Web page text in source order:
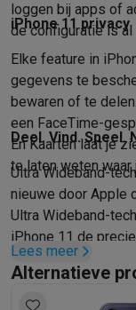
loggen bij apps of
de configuratie is
iPhone 11 privacy
Elke feature in
gegevens te
bewaren of te
een FaceTime-
En Kaarten laat je
te laten weten
Deel. Vind. Speel.
Ultra Wideband-
nieuwe door Apple
Ultra Wideband-
iPhone 11 de
devices met een
huiskamer­schaal.
iemand wilt delen,
Lees meer
Alternatieve